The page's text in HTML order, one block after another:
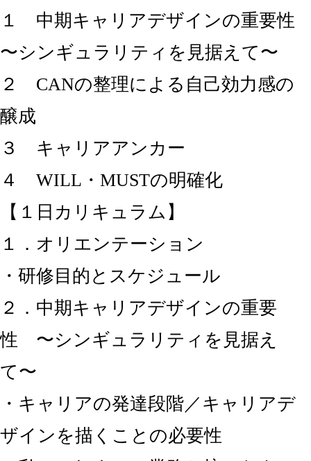
１ 中期キャリアデザインの重要性
〜シンギュラリティを見据えて〜
２ CANの整理による自己効力感の
醸成
３ キャリアアンカー
４ WILL・MUSTの明確化
【１日カリキュラム】
１．オリエンテーション
・研修目的とスケジュール
２．中期キャリアデザインの重要
性 〜シンギュラリティを見据え
て〜
・キャリアの発達段階／キャリアデ
ザインを描くことの必要性